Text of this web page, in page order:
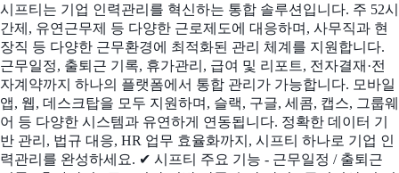
시프티는 기업 인력관리를 혁신하는 통합 솔루션입니다. 주 52시
간제, 유연근무제 등 다양한 근로제도에 대응하며, 사무직과 현
장직 등 다양한 근무환경에 최적화된 관리 체계를 지원합니다.
근무일정, 출퇴근 기록, 휴가관리, 급여 및 리포트, 전자결재·전
자계약까지 하나의 플랫폼에서 통합 관리가 가능합니다. 모바일
앱, 웹, 데스크탑을 모두 지원하며, 슬랙, 구글, 세콤, 캡스, 그룹웨
어 등 다양한 시스템과 유연하게 연동됩니다. 정확한 데이터 기
반 관리, 법규 대응, HR 업무 효율화까지, 시프티 하나로 기업 인
력관리를 완성하세요. ✔ 시프티 주요 기능 - 근무일정 / 출퇴근